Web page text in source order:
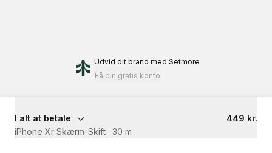
Udvid dit brand med Setmore
Få din gratis konto
I alt at betale
449 kr.
iPhone Xr Skærm-Skift · 30 m